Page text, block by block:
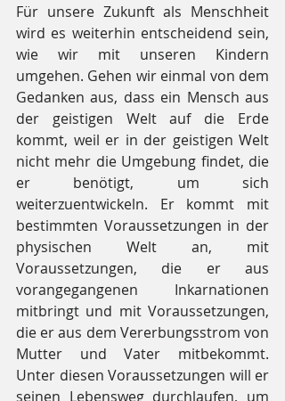
Für unsere Zukunft als Menschheit
wird es weiterhin entscheidend sein,
wie wir mit unseren Kindern
umgehen. Gehen wir einmal von dem
Gedanken aus, dass ein Mensch aus
der geistigen Welt auf die Erde
kommt, weil er in der geistigen Welt
nicht mehr die Umgebung findet, die
er benötigt, um sich
weiterzuentwickeln. Er kommt mit
bestimmten Voraussetzungen in der
physischen Welt an, mit
Voraussetzungen, die er aus
vorangegangenen Inkarnationen
mitbringt und mit Voraussetzungen,
die er aus dem Vererbungsstrom von
Mutter und Vater mitbekommt.
Unter diesen Voraussetzungen will er
seinen Lebensweg durchlaufen, um